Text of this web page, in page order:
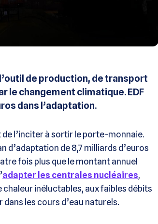
de production, de transport
changement climatique. EDF
dans l’adaptation.
l’inciter à sortir le porte-monnaie.
d’adaptation de 8,7 milliards d’euros
fois plus que le montant annuel
adapter les centrales nucléaires,
inéluctables, aux faibles débits
les cours d’eau naturels.